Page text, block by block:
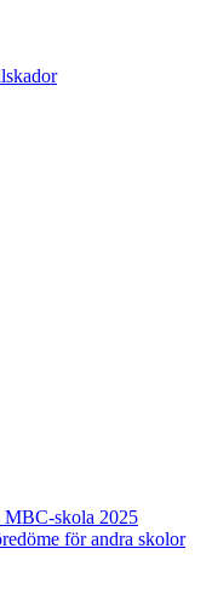
MBC-skola 2025
för andra skolor